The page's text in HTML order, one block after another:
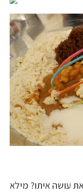
עושה איתו? מילא